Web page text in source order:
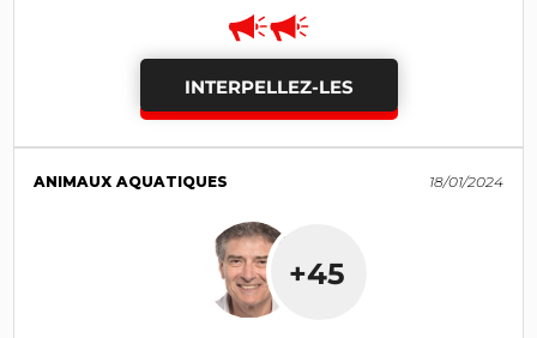
INTERPELLEZ-LES
ANIMAUX AQUATIQUES 18/01/2024
+45